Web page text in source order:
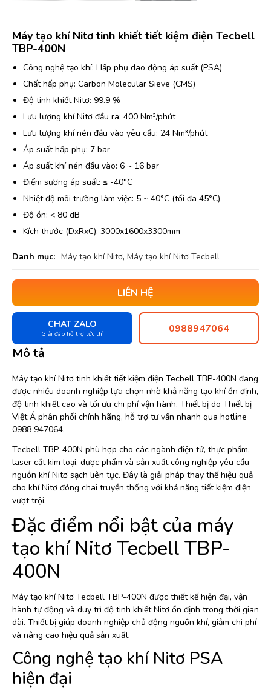
Máy tạo khí Nitơ tinh khiết tiết kiệm điện Tecbell
TBP-400N
Công nghệ tạo khí: Hấp phụ dao động áp suất (PSA)
Chất hấp phụ: Carbon Molecular Sieve (CMS)
Độ tinh khiết Nitơ: 99.9 %
Lưu lượng khí Nitơ đầu ra: 400 Nm³/phút
Lưu lượng khí nén đầu vào yêu cầu: 24 Nm³/phút
Áp suất hấp phụ: 7 bar
Áp suất khí nén đầu vào: 6 ~ 16 bar
Điểm sương áp suất: ≤ -40°C
Nhiệt độ môi trường làm việc: 5 ~ 40°C (tối đa 45°C)
Độ ồn: < 80 dB
Kích thước (DxRxC): 3000x1600x3300mm
Danh mục: Máy tạo khí Nitơ, Máy tạo khí Nitơ Tecbell
LIÊN HỆ
CHAT ZALO
Giải đáp hỗ trợ tức thì 0988947064
Mô tả
Máy tạo khí Nitơ tinh khiết tiết kiệm điện Tecbell TBP-400N đang
được nhiều doanh nghiệp lựa chọn nhờ khả năng tạo khí ổn định,
độ tinh khiết cao và tối ưu chi phí vận hành. Thiết bị do Thiết bị
Việt Á phân phối chính hãng, hỗ trợ tư vấn nhanh qua hotline
0988 947064.
Tecbell TBP-400N phù hợp cho các ngành điện tử, thực phẩm,
laser cắt kim loại, dược phẩm và sản xuất công nghiệp yêu cầu
nguồn khí Nitơ sạch liên tục. Đây là giải pháp thay thế hiệu quả
cho khí Nitơ đóng chai truyền thống với khả năng tiết kiệm điện
vượt trội.
Đặc điểm nổi bật của máy
tạo khí Nitơ Tecbell TBP-
400N
Máy tạo khí Nitơ Tecbell TBP-400N được thiết kế hiện đại, vận
hành tự động và duy trì độ tinh khiết Nitơ ổn định trong thời gian
dài. Thiết bị giúp doanh nghiệp chủ động nguồn khí, giảm chi phí
và nâng cao hiệu quả sản xuất.
Công nghệ tạo khí Nitơ PSA
hiện đại